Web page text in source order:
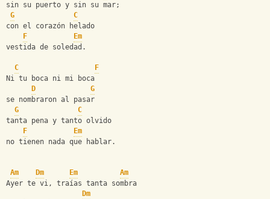
sin su puerto y sin su mar;
G
C
con el corazón helado
F
Em
vestida de soledad.
C
F
Ni tu boca ni mi boca
D
G
se nombraron al pasar
G
C
tanta pena y tanto olvido
F
Em
no tienen nada que hablar.
Am Dm Em
Am
Ayer te vi, traías tanta sombra
Dm